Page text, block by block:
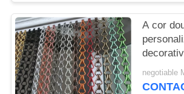
A cor
tela da
de
negotiable